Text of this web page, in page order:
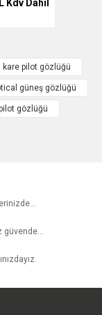
Kdv Dahil
kare pilot gözlüğü
güneş gözlüğü
gözlüğü
güvende...